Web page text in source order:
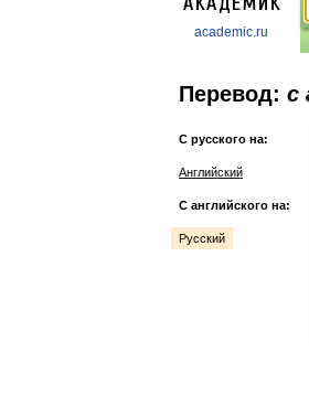
academic.ru
Перевод: с
С русского на:
Английский
С английского на:
Русский